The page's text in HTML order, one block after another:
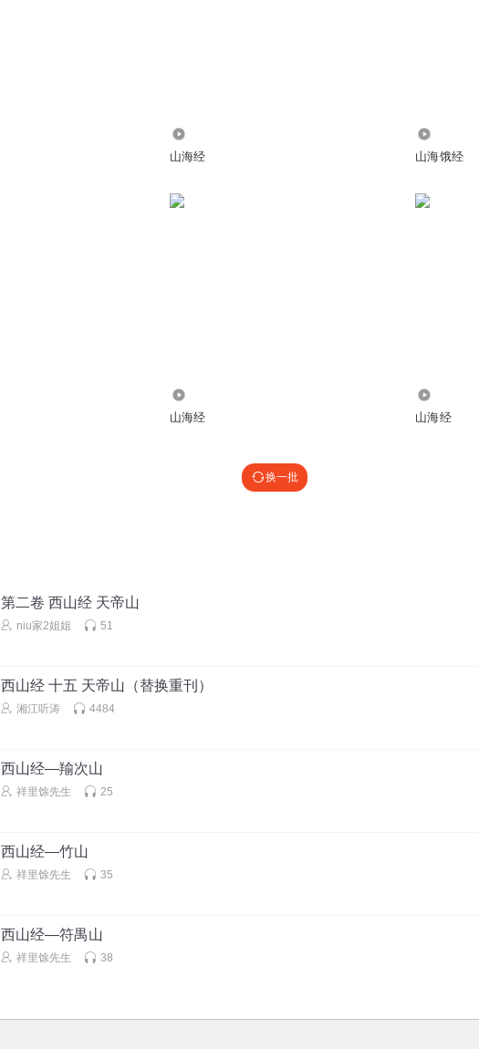
山海经 山海饿经
山海经 山海经
换一批
第二卷 西山经 天帝山
niu家2姐姐 51
西山经 十五 天帝山（替换重刊）
湘江听涛 4484
西山经—羭次山
祥里馀先生 25
西山经—竹山
祥里馀先生 35
西山经—符禺山
祥里馀先生 38